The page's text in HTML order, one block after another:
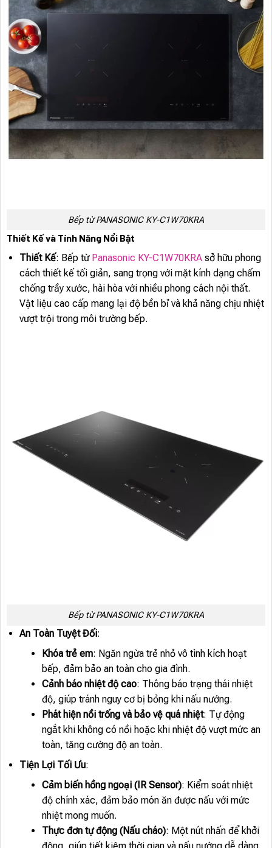
Bếp từ PANASONIC KY-C1W70KRA
Thiết Kế và Tính Năng Nổi Bật
Thiết Kế: Bếp từ Panasonic KY-C1W70KRAsở hữu phong
cách thiết kế tối giản, sang trọng với mặt kính dạng chấm
chống trầy xước, hài hòa với nhiều phong cách nội thất.
Vật liệu cao cấp mang lại độ bền bỉ và khả năng chịu nhiệt
vượt trội trong môi trường bếp.
Bếp từ PANASONIC KY-C1W70KRA
An Toàn Tuyệt Đối:
Khóa trẻ em: Ngăn ngừa trẻ nhỏ vô tình kích hoạt
bếp, đảm bảo an toàn cho gia đình.
Cảnh báo nhiệt độ cao: Thông báo trạng thái nhiệt
độ, giúp tránh nguy cơ bị bỏng khi nấu nướng.
Phát hiện nồi trống và bảo vệ quá nhiệt: Tự động
ngắt khi không có nồi hoặc khi nhiệt độ vượt mức an
toàn, tăng cường độ an toàn.
Tiện Lợi Tối Ưu:
Cảm biến hồng ngoại (IR Sensor): Kiểm soát nhiệt
độ chính xác, đảm bảo món ăn được nấu với mức
nhiệt mong muốn.
Thực đơn tự động (Nấu cháo): Một nút nhấn để khởi